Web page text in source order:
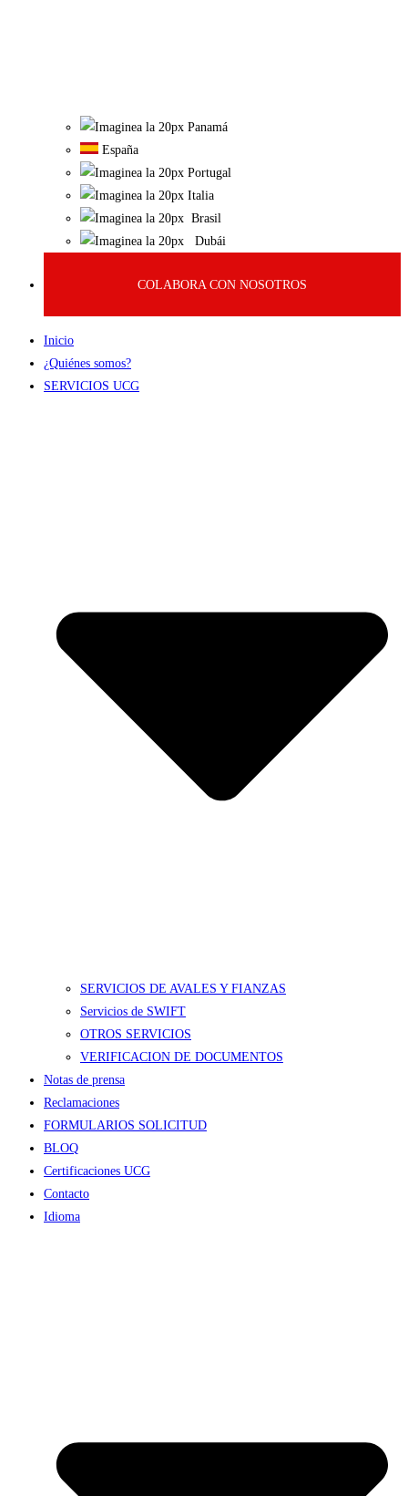
Panamá
España
Portugal
Italia
Brasil
Dubái
COLABORA CON NOSOTROS
Inicio
¿Quiénes somos?
SERVICIOS UCG
SERVICIOS DE AVALES Y FIANZAS
Servicios de SWIFT
OTROS SERVICIOS
VERIFICACION DE DOCUMENTOS
Notas de prensa
Reclamaciones
FORMULARIOS SOLICITUD
BLOQ
Certificaciones UCG
Contacto
Idioma